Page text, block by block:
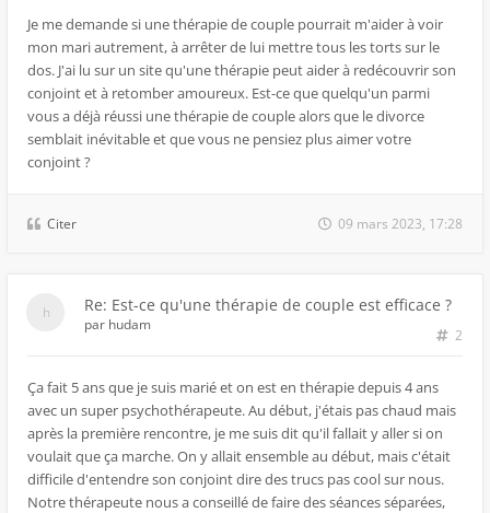
Je me demande si une thérapie de couple pourrait m'aider à voir
mon mari autrement, à arrêter de lui mettre tous les torts sur le
dos. J'ai lu sur un site qu'une thérapie peut aider à redécouvrir son
conjoint et à retomber amoureux. Est-ce que quelqu'un parmi
vous a déjà réussi une thérapie de couple alors que le divorce
semblait inévitable et que vous ne pensiez plus aimer votre
conjoint ?
Citer 09 mars 2023, 17:28
Re: Est-ce qu'une thérapie de couple est efficace ?
2
par hudam
Ça fait 5 ans que je suis marié et on est en thérapie depuis 4 ans
avec un super psychothérapeute. Au début, j'étais pas chaud mais
après la première rencontre, je me suis dit qu'il fallait y aller si on
voulait que ça marche. On y allait ensemble au début, mais c'était
difficile d'entendre son conjoint dire des trucs pas cool sur nous.
Notre thérapeute nous a conseillé de faire des séances séparées,